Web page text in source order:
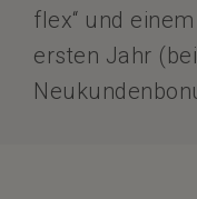
flex“ und
ersten Jahr